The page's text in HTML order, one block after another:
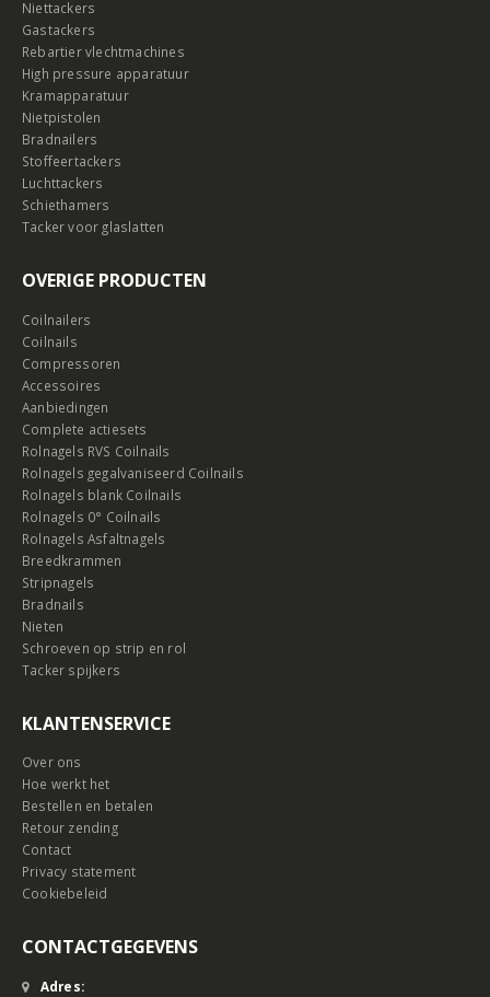
Niettackers
Gastackers
Rebartier vlechtmachines
High pressure apparatuur
Kramapparatuur
Nietpistolen
Bradnailers
Stoffeertackers
Luchttackers
Schiethamers
Tacker voor glaslatten
OVERIGE PRODUCTEN
Coilnailers
Coilnails
Compressoren
Accessoires
Aanbiedingen
Complete actiesets
Rolnagels RVS Coilnails
Rolnagels gegalvaniseerd Coilnails
Rolnagels blank Coilnails
Rolnagels 0° Coilnails
Rolnagels Asfaltnagels
Breedkrammen
Stripnagels
Bradnails
Nieten
Schroeven op strip en rol
Tacker spijkers
KLANTENSERVICE
Over ons
Hoe werkt het
Bestellen en betalen
Retour zending
Contact
Privacy statement
Cookiebeleid
CONTACTGEGEVENS
Adres: